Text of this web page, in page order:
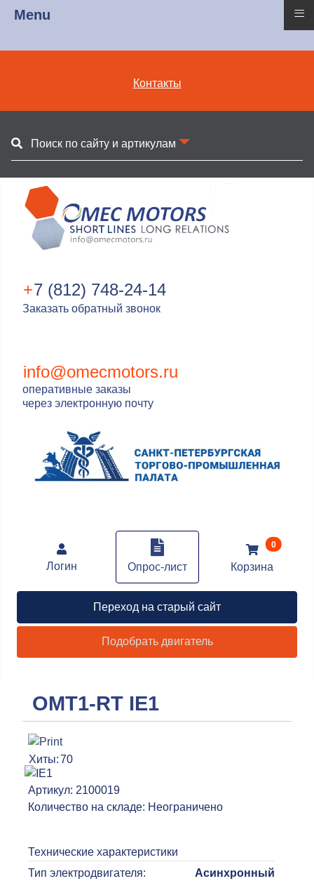
Контакты
Поиск по сайту и артикулам
+7 (812) 748-24-14
Заказать обратный звонок
info@omecmotors.ru
оперативные заказы
через электронную почту
Логин Опрос-лист Корзина
0В
Переход на старый сайт
Подобрать двигатель
OMT1-RT IE1
Хиты:70
Артикул: 2100019
Количество на складе: Неограничено
Технические характеристики
Тип электродвигателя:
Асинхронный
Menu ≡